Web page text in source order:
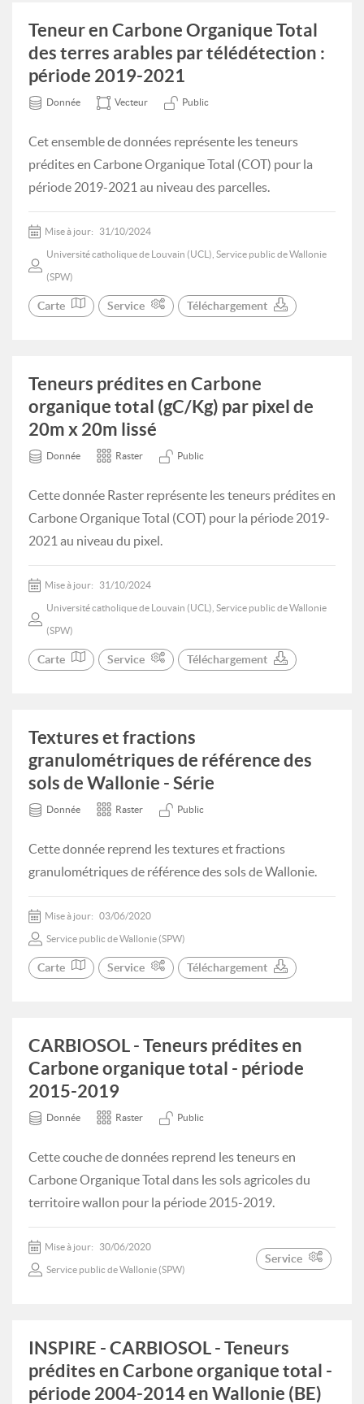
Teneur en Carbone Organique Total
des terres arables par télédétection :
période 2019-2021
Donnée Vecteur Public
Cet ensemble de données représente les teneurs
prédites en Carbone Organique Total (COT) pour la
période 2019-2021 au niveau des parcelles.
Mise à jour: 31/10/2024
Université catholique de Louvain (UCL), Service public de Wallonie
(SPW)
Carte Service Téléchargement
Teneurs prédites en Carbone
organique total (gC/Kg) par pixel de
20m x 20m lissé
Donnée Raster Public
Cette donnée Raster représente les teneurs prédites en
Carbone Organique Total (COT) pour la période 2019-
2021 au niveau du pixel.
Mise à jour: 31/10/2024
Université catholique de Louvain (UCL), Service public de Wallonie
(SPW)
Carte Service Téléchargement
Textures et fractions
granulométriques de référence des
sols de Wallonie - Série
Donnée Raster Public
Cette donnée reprend les textures et fractions
granulométriques de référence des sols de Wallonie.
Mise à jour: 03/06/2020
Service public de Wallonie (SPW)
Carte Service Téléchargement
CARBIOSOL - Teneurs prédites en
Carbone organique total - période
2015-2019
Donnée Raster Public
Cette couche de données reprend les teneurs en
Carbone Organique Total dans les sols agricoles du
territoire wallon pour la période 2015-2019.
Mise à jour: 30/06/2020
Service public de Wallonie (SPW)
Service
INSPIRE - CARBIOSOL - Teneurs
prédites en Carbone organique total -
période 2004-2014 en Wallonie (BE)